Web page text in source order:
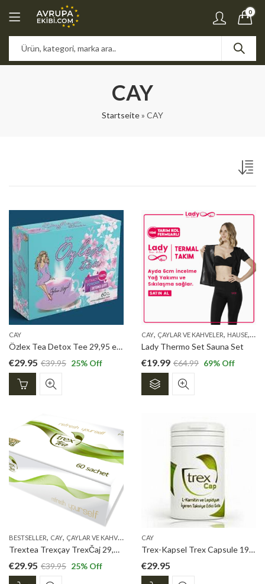
0
CAY
Startseite» CAY
CAY
Özlex Tea Detox Tee 29,95 euro
€29.95 €39.95 25% Off
CAY, ÇAYLAR VE KAHVELER, HAUSE,
Lady Thermo Set Sauna Set
€19.99 €64.99 69% Off
Dieses
Produkt
Varianten
auf.
Optionen
können
auf
Produktseite
werden
BESTSELLER, CAY, ÇAYLAR VE KAHVELER NEUE PRODUKTE
Trextea Trexçay TrexČaj 29,95 euro
€29.95 €39.95 25% Off
CAY
Trex-Kapsel Trex Capsule 19,95 euro TheDetox
€29.95